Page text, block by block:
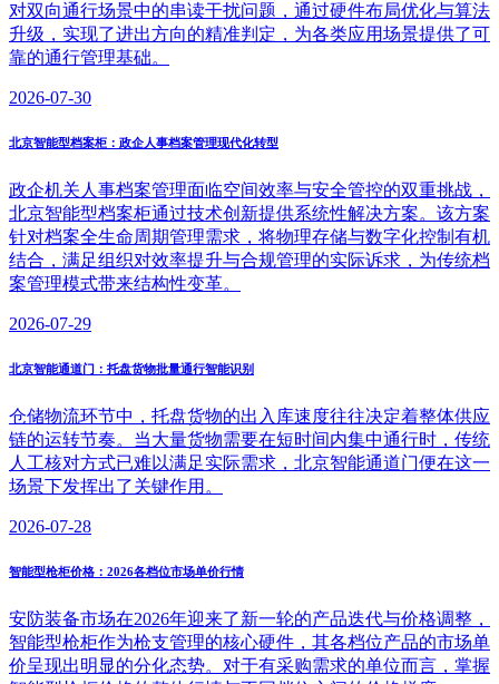
对双向通行场景中的串读干扰问题，通过硬件布局优化与算法
升级，实现了进出方向的精准判定，为各类应用场景提供了可
靠的通行管理基础。
2026-07-30
北京智能型档案柜：政企人事档案管理现代化转型
政企机关人事档案管理面临空间效率与安全管控的双重挑战，
北京智能型档案柜通过技术创新提供系统性解决方案。该方案
针对档案全生命周期管理需求，将物理存储与数字化控制有机
结合，满足组织对效率提升与合规管理的实际诉求，为传统档
案管理模式带来结构性变革。
2026-07-29
北京智能通道门：托盘货物批量通行智能识别
仓储物流环节中，托盘货物的出入库速度往往决定着整体供应
链的运转节奏。当大量货物需要在短时间内集中通行时，传统
人工核对方式已难以满足实际需求，北京智能通道门便在这一
场景下发挥出了关键作用。
2026-07-28
智能型枪柜价格：2026各档位市场单价行情
安防装备市场在2026年迎来了新一轮的产品迭代与价格调整，
智能型枪柜作为枪支管理的核心硬件，其各档位产品的市场单
价呈现出明显的分化态势。对于有采购需求的单位而言，掌握